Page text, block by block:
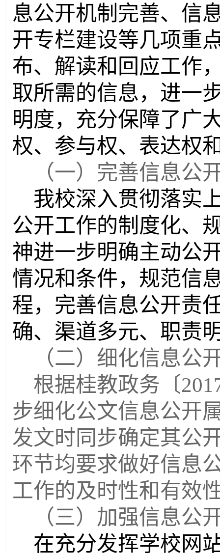
息公开机制完善、信
开专栏建设等几项重
布、解读和回应工作
取所需的信息，进一
明度，充分保障了广
权、参与权、表达权
（一）完善信息公
我校深入贯彻落实
公开工作的制度化、
神进一步明确主动公
情况和条件，规范信
程，完善信息公开责
确、渠道多元、职责
（二）细化信息公
根据桂教政务〔
步细化公文信息公开
发文时同步确定其公
环节均要求做好信息
工作的及时性和有效
（三）加强信息公
在充分发挥学校网